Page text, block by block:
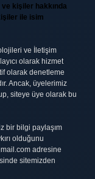
kişiler hakkında
ile isim
ve İletişim
olarak hizmet
olarak denetleme
Ancak, üyelerimiz
siteye üye olarak bu
bir bilgi paylaşım
olduğunu
adresine
sitemizden